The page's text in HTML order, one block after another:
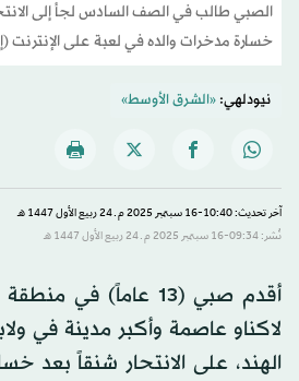
الصبي طالب في الصف السادس لجأ إلى
خسارة مدخرات والده في لعبة على الإنترنت
نيودلهي:«الشرق الأوسط»
آخر تحديث: 10:40-16 سبتمبر 2025 م ـ 24 ربيع الأول 1447 هـ
نُشر: 09:34-16 سبتمبر 2025 م ـ 24 ربيع الأول 1447 هـ
أقدم صبي (13 عاماً) في
لاكناو عاصمة وأكبر مدينة في